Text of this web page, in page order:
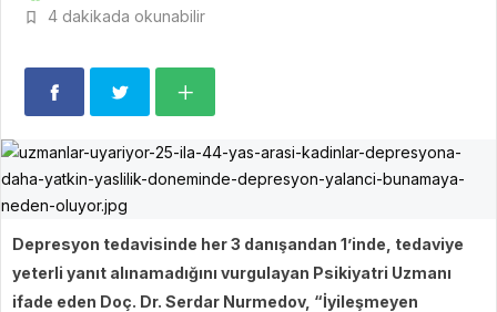
4 dakikada okunabilir
Depresyon tedavisinde her 3 danışandan 1’inde, tedaviye
yeterli yanıt alınamadığını vurgulayan Psikiyatri Uzmanı
ifade eden Doç. Dr. Serdar Nurmedov, “İyileşmeyen